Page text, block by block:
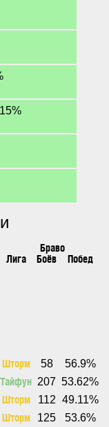
Браво
Лига Боёв
Побед
Шторм 58 56.9%
Тайфун 207 53.62%
Шторм 112 49.11%
Шторм 125 53.6%